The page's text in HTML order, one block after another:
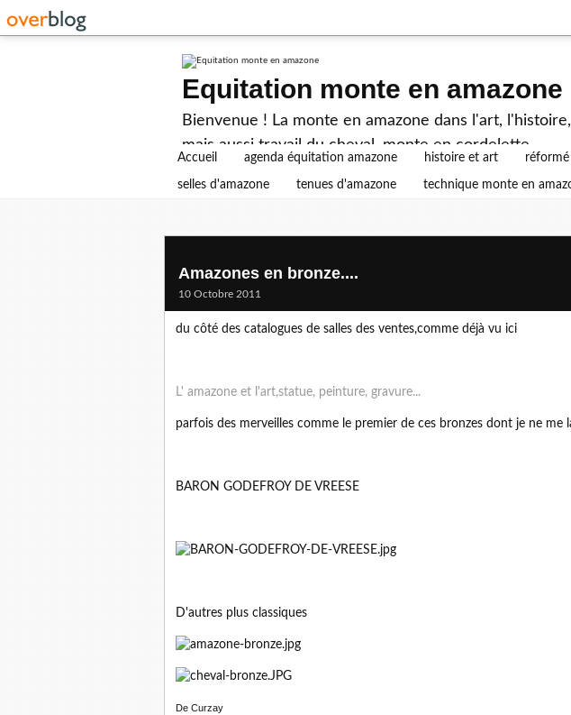
Equitation monte en amazone
Bienvenue ! La monte en amazone dans l'art,
mais aussi travail du cheval, monte en cordelette...
Accueil agenda équitation amazone histoire et art
selles d'amazone tenues d'amazone technique monte en
Amazones en bronze....
10 Octobre 2011
du côté des catalogues de salles des ventes,comme déjà vu ici
L' amazone et l'art,statue, peinture, gravure...
parfois des merveilles comme le premier de ces bronzes dont je ne me
BARON GODEFROY DE VREESE
D'autres plus classiques
De Curzay